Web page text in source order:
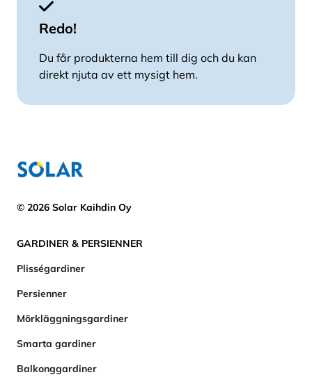
Redo!
Du får produkterna hem till dig och du kan
direkt njuta av ett mysigt hem.
© 2026 Solar Kaihdin Oy
GARDINER & PERSIENNER
Plisségardiner
Persienner
Mörkläggningsgardiner
Smarta gardiner
Balkonggardiner